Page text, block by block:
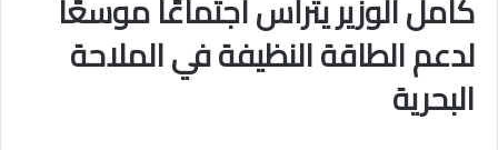
كامل الوزير يترأس اجتماعًا موسعًا
لدعم الطاقة النظيفة في الملاحة
البحرية